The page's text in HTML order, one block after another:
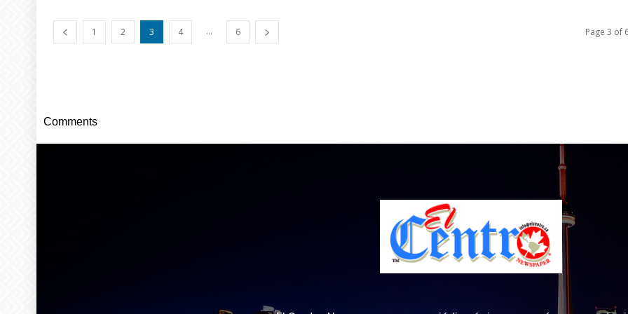
1 2 3 4 ... 6 Page 3 of
Comments